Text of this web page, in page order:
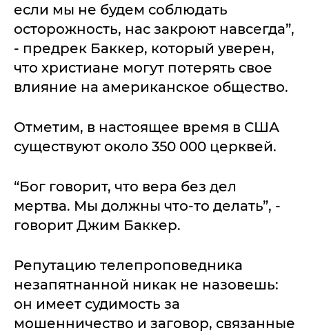
если мы не будем соблюдать
осторожность, нас закроют навсегда”,
- предрек Баккер, который уверен,
что христиане могут потерять свое
влияние на американское общество.
Отметим, в настоящее время в США
существуют около 350 000 церквей.
“Бог говорит, что вера без дел
мертва. Мы должны что-то делать”, -
говорит Джим Баккер.
Репутацию телепроповедника
незапятнанной никак не назовешь:
он имеет судимость за
мошенничество и заговор, связанные